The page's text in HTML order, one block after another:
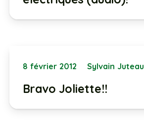
8 février 2012 Sylvain Juteau
Bravo Joliette!!